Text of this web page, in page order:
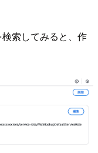
索してみると、作